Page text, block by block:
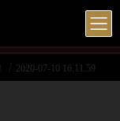
2020-07-10 16.11.59